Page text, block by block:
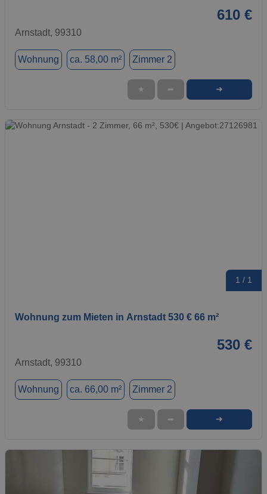
610 €
Arnstadt, 99310
Wohnung ca. 58,00 m² Zimmer 2
★ ➦ ➜
1 / 1
Wohnung zum Mieten in Arnstadt 530 € 66 m²
530 €
Arnstadt, 99310
Wohnung ca. 66,00 m² Zimmer 2
★ ➦ ➜